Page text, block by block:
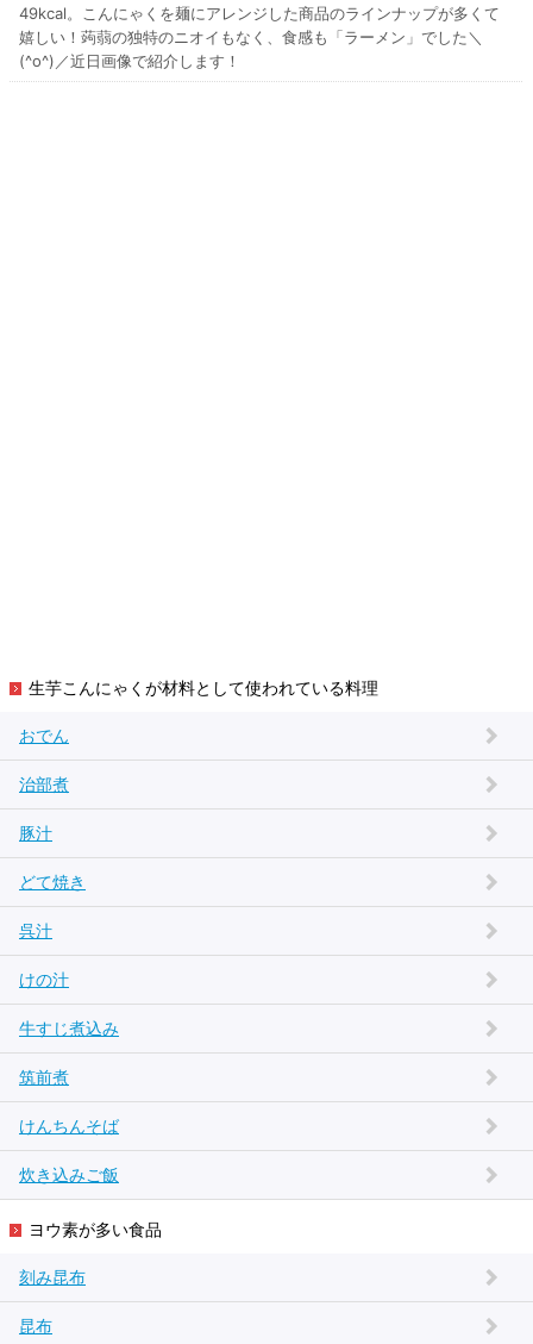
49kcal。こんにゃくを麺にアレンジした商品のラインナップが多くて
嬉しい！蒟蒻の独特のニオイもなく、食感も「ラーメン」でした＼
(^o^)／近日画像で紹介します！
生芋こんにゃくが材料として使われている料理
おでん
治部煮
豚汁
どて焼き
呉汁
けの汁
牛すじ煮込み
筑前煮
けんちんそば
炊き込みご飯
ヨウ素が多い食品
刻み昆布
昆布